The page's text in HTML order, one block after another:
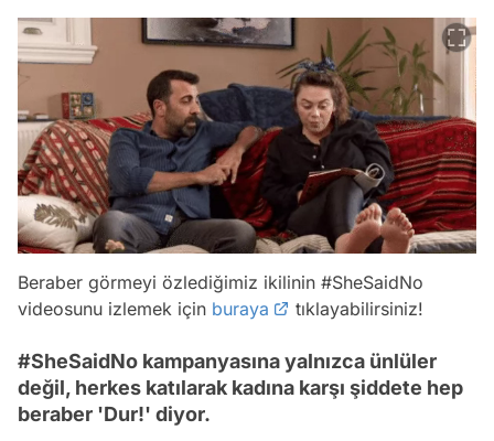
Beraber görmeyi özlediğimiz ikilinin #SheSaidNo
videosunu izlemek için buraya tıklayabilirsiniz!
#SheSaidNo kampanyasına yalnızca ünlüler
değil, herkes katılarak kadına karşı şiddete hep
beraber 'Dur!' diyor.